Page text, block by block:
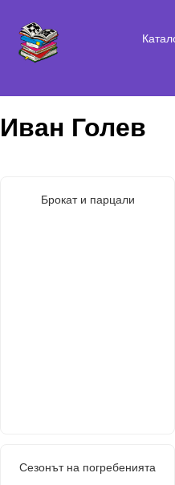
Иван Голев
Брокат и парцали
Сезонът на погребенията